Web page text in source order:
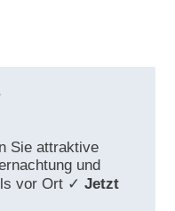
Sie attraktive
und
vor Ort ✓Jetzt